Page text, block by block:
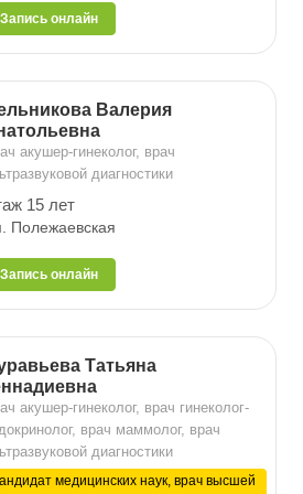
Запись онлайн
Валерия
акушер-гинеколог, врач
диагностики
15 лет
Полежаевская
Запись онлайн
Татьяна
акушер-гинеколог, врач гинеколог-
врач маммолог, врач
диагностики
медицинских наук, врач высшей